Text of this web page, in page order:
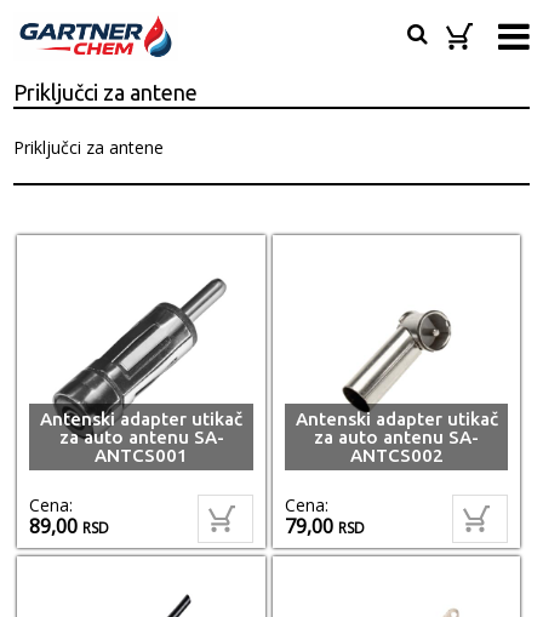
Priključci za antene
Priključci za antene
Antenski adapter utikač
za auto antenu SA-
ANTCS001
Cena:
89,00RSD
Antenski adapter utikač
za auto antenu SA-
ANTCS002
Cena:
79,00RSD